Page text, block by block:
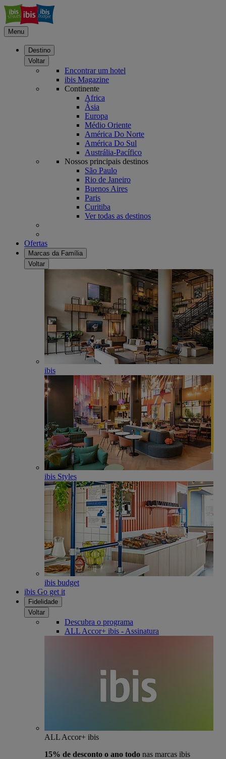
Menu
Destino
Voltar
Encontrar um hotel
ibis Magazine
Continente
Africa
Ásia
Europa
Médio Oriente
América Do Norte
América Do Sul
Austrália-Pacífico
Nossos principais destinos
São Paulo
Rio de Janeiro
Buenos Aires
Paris
Curitiba
Ver todas as destinos
Ofertas
Marcas da Família
Voltar
ibis
ibis Styles
ibis budget
ibis Go get it
Fidelidade
Voltar
Descubra o programa
ALL Accor+ ibis - Assinatura
ALL Accor+ ibis
15% de desconto o ano todo nas marcas ibis